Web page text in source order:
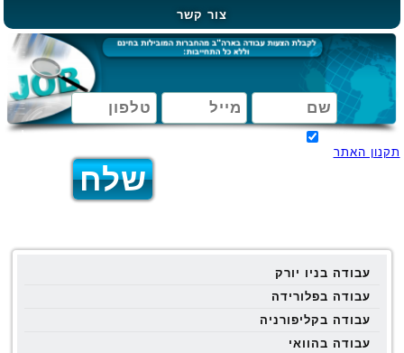
צור קשר
תקנון האתר
עבודה בניו יורק
עבודה בפלורידה
עבודה בקליפורניה
עבודה בהוואי